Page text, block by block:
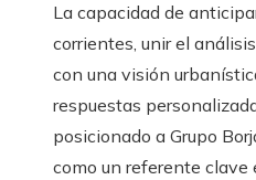
La capacidad de
corrientes, unir el
con una visión
respuestas
posicionado a Grupo
como un referente clave